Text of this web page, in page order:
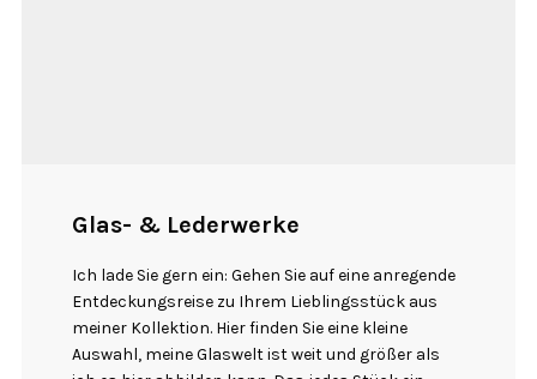
Glas- & Lederwerke
Ich lade Sie gern ein: Gehen Sie auf eine anregende
Entdeckungsreise zu Ihrem Lieblingsstück aus
meiner Kollektion. Hier finden Sie eine kleine
Auswahl, meine Glaswelt ist weit und größer als